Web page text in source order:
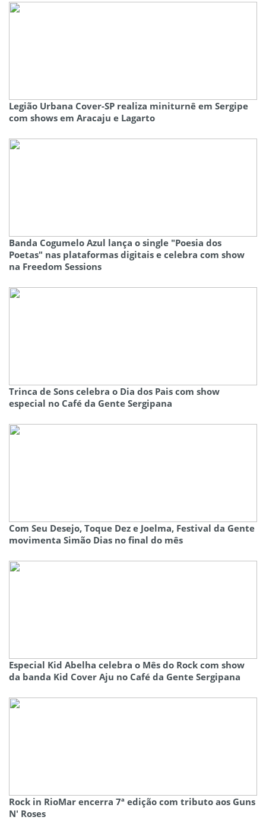
Legião Urbana Cover-SP realiza miniturnê em Sergipe
com shows em Aracaju e Lagarto
Banda Cogumelo Azul lança o single "Poesia dos
Poetas" nas plataformas digitais e celebra com show
na Freedom Sessions
Trinca de Sons celebra o Dia dos Pais com show
especial no Café da Gente Sergipana
Com Seu Desejo, Toque Dez e Joelma, Festival da Gente
movimenta Simão Dias no final do mês
Especial Kid Abelha celebra o Mês do Rock com show
da banda Kid Cover Aju no Café da Gente Sergipana
Rock in RioMar encerra 7ª edição com tributo aos Guns
N' Roses